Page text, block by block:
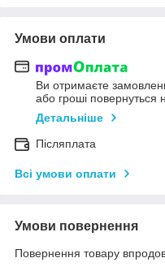
Умови оплати
Ви отримаєте
або гроші повернуться
Детальніше
Післяплата
Всі умови оплати
Умови повернення
Повернення товару